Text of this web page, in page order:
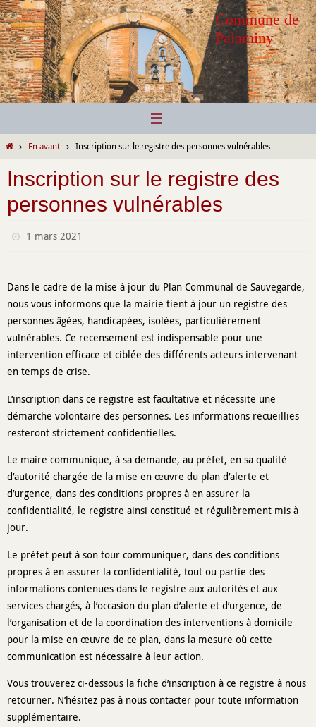
Passer
vers
le
contenu
Commune de
Palaminy
HomeEn avant Inscription sur le registre des personnes vulnérables
Inscription sur le registre des
personnes vulnérables
1 mars 2021
Dans le cadre de la mise à jour du Plan Communal de Sauvegarde,
nous vous informons que la mairie tient à jour un registre des
personnes âgées, handicapées, isolées, particulièrement
vulnérables. Ce recensement est indispensable pour une
intervention efficace et ciblée des différents acteurs intervenant
en temps de crise.
L’inscription dans ce registre est facultative et nécessite une
démarche volontaire des personnes. Les informations recueillies
resteront strictement confidentielles.
Le maire communique, à sa demande, au préfet, en sa qualité
d’autorité chargée de la mise en œuvre du plan d’alerte et
d’urgence, dans des conditions propres à en assurer la
confidentialité, le registre ainsi constitué et régulièrement mis à
jour.
Le préfet peut à son tour communiquer, dans des conditions
propres à en assurer la confidentialité, tout ou partie des
informations contenues dans le registre aux autorités et aux
services chargés, à l’occasion du plan d’alerte et d’urgence, de
l’organisation et de la coordination des interventions à domicile
pour la mise en œuvre de ce plan, dans la mesure où cette
communication est nécessaire à leur action.
Vous trouverez ci-dessous la fiche d’inscription à ce registre à nous
retourner. N’hésitez pas à nous contacter pour toute information
supplémentaire.